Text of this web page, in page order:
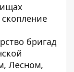
бригад
Лесном,